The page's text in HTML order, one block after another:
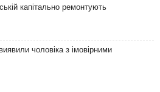
капітально ремонтують
чоловіка з імовірними